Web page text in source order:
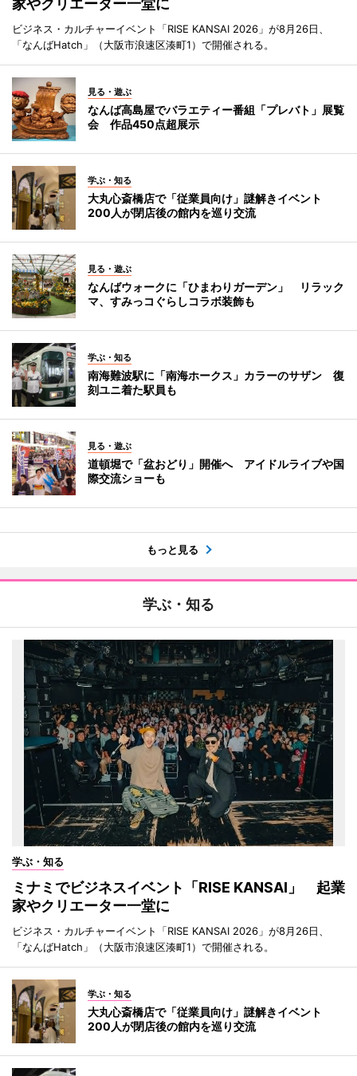
家やクリエーター一堂に
ビジネス・カルチャーイベント「RISE KANSAI 2026」が8月26日、
「なんばHatch」（大阪市浪速区湊町1）で開催される。
見る・遊ぶ
なんば高島屋でバラエティー番組「プレバト」展覧
会 作品450点超展示
学ぶ・知る
大丸心斎橋店で「従業員向け」謎解きイベント
200人が閉店後の館内を巡り交流
見る・遊ぶ
なんばウォークに「ひまわりガーデン」 リラック
マ、すみっコぐらしコラボ装飾も
学ぶ・知る
南海難波駅に「南海ホークス」カラーのサザン 復
刻ユニ着た駅員も
見る・遊ぶ
道頓堀で「盆おどり」開催へ アイドルライブや国
際交流ショーも
もっと見る
学ぶ・知る
学ぶ・知る
ミナミでビジネスイベント「RISE KANSAI」 起業
家やクリエーター一堂に
ビジネス・カルチャーイベント「RISE KANSAI 2026」が8月26日、
「なんばHatch」（大阪市浪速区湊町1）で開催される。
学ぶ・知る
大丸心斎橋店で「従業員向け」謎解きイベント
200人が閉店後の館内を巡り交流